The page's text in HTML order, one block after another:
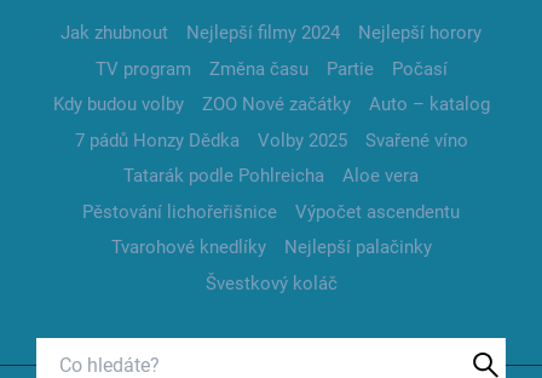
Jak zhubnout Nejlepší filmy 2024
Nejlepší horory
TV program
Změna času Partie
Počasí
Kdy budou volby
ZOO Nové začátky
Auto – katalog
7 pádů Honzy Dědka
Volby 2025
Svařené víno
Tatarák podle Pohlreicha
Aloe vera
Pěstování lichořeřišnice
Výpočet ascendentu
Tvarohové knedlíky
Nejlepší palačinky
Švestkový koláč